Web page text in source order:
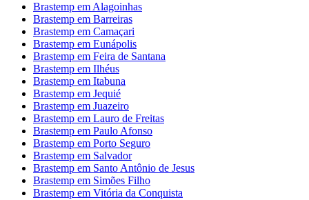
Brastemp em Alagoinhas
Brastemp em Barreiras
Brastemp em Camaçari
Brastemp em Eunápolis
Brastemp em Feira de Santana
Brastemp em Ilhéus
Brastemp em Itabuna
Brastemp em Jequié
Brastemp em Juazeiro
Brastemp em Lauro de Freitas
Brastemp em Paulo Afonso
Brastemp em Porto Seguro
Brastemp em Salvador
Brastemp em Santo Antônio de Jesus
Brastemp em Simões Filho
Brastemp em Vitória da Conquista